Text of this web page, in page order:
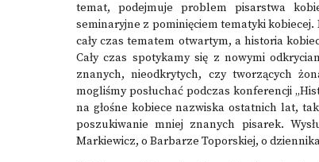
temat, podejmuje problem pisarstwa
seminaryjne z pominięciem tematyki
cały czas tematem otwartym, a historia
Cały czas spotykamy się z nowymi
znanych, nieodkrytych, czy tworzących
mogliśmy posłuchać podczas konferencji
na głośne kobiece nazwiska ostatnich lat,
poszukiwanie mniej znanych pisarek.
Markiewicz, o Barbarze Toporskiej, o